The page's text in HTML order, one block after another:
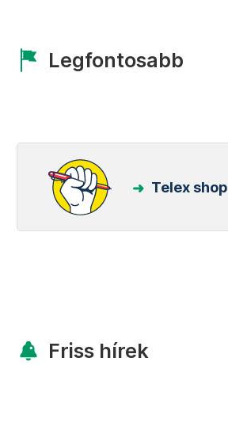
Legfontosabb
Telex shop
Friss hírek